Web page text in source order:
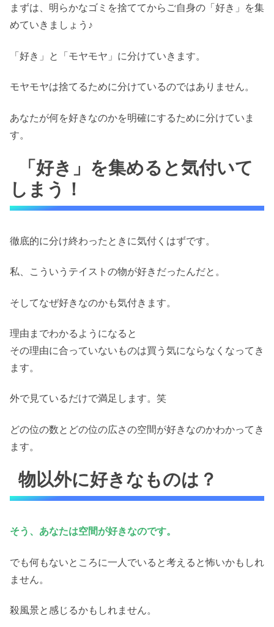
まずは、明らかなゴミを捨ててからご自身の「好き」を集
めていきましょう♪
「好き」と「モヤモヤ」に分けていきます。
モヤモヤは捨てるために分けているのではありません。
あなたが何を好きなのかを明確にするために分けていま
す。
「好き」を集めると気付いて
しまう！
徹底的に分け終わったときに気付くはずです。
私、こういうテイストの物が好きだったんだと。
そしてなぜ好きなのかも気付きます。
理由までわかるようになると
その理由に合っていないものは買う気にならなくなってき
ます。
外で見ているだけで満足します。笑
どの位の数とどの位の広さの空間が好きなのかわかってき
ます。
物以外に好きなものは？
そう、あなたは空間が好きなのです。
でも何もないところに一人でいると考えると怖いかもしれ
ません。
殺風景と感じるかもしれません。